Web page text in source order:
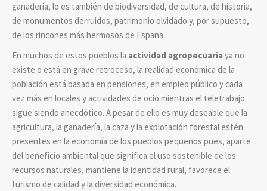
ganadería, lo es también de biodiversidad, de cultura, de historia,
de monumentos derruidos, patrimonio olvidado y, por supuesto,
de los rincones más hermosos de España.
En muchos de estos pueblos la actividad agropecuariaya no
existe o está en grave retroceso, la realidad económica de la
población está basada en pensiones, en empleo público y cada
vez más en locales y actividades de ocio mientras el teletrabajo
sigue siendo anecdótico. A pesar de ello es muy deseable que la
agricultura, la ganadería, la caza y la explotación forestal estén
presentes en la economía de los pueblos pequeños pues, aparte
del beneficio ambiental que significa el uso sostenible de los
recursos naturales, mantiene la identidad rural, favorece el
turismo de calidad y la diversidad económica.